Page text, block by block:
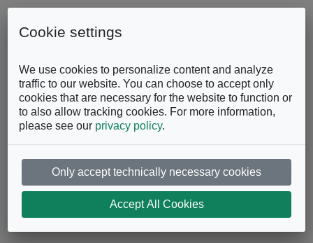
Skip to content
FacebookInstagramYouTube
Catalogo
UFFICIO Pareti Divisorie
Cookie settings
We use cookies to personalize content and analyze
traffic to our website. You can choose to accept only
cookies that are necessary for the website to function or
to also allow tracking cookies. For more information,
please see our privacy policy.
Only accept technically necessary cookies
Accept All Cookies